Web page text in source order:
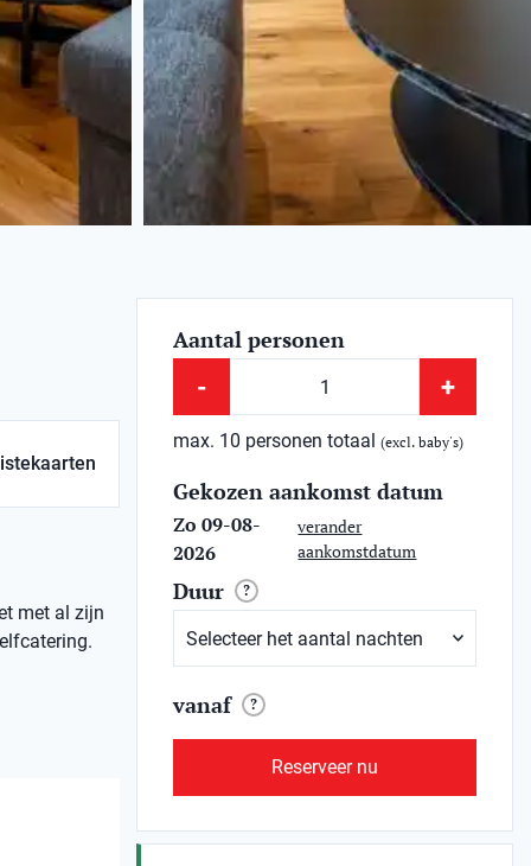
met al zijn
Aantal personen
- +
max. 10 personen totaal(excl. baby's)
Gekozen aankomst datum
Zo 09-08-
2026
verander
aankomstdatum
Duur ?
vanaf ?
Reserveer nu